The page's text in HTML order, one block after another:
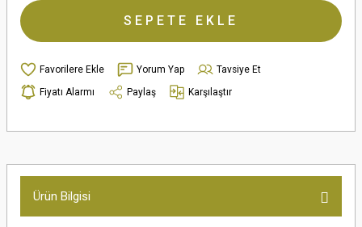
SEPETE EKLE
Yorum Yap
Tavsiye Et
Fiyatı Alarmı
Paylaş Karşılaştır
Ürün Bilgisi